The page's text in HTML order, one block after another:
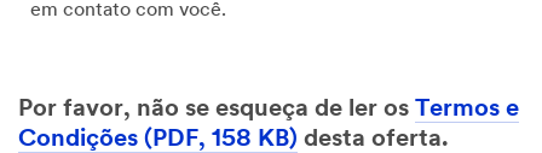
em contato com você.
Por favor, não se esqueça de ler os Termos e
Condições (PDF, 158 KB) desta oferta.